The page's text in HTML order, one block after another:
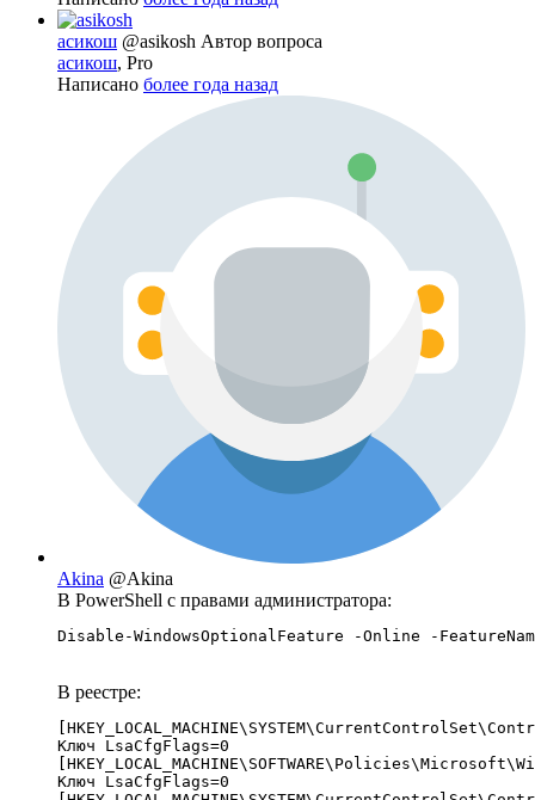
асикош @asikosh Автор вопроса
асикош, Pro
Написано более года назад
Akina @Akina
В PowerShell с правами администратора:
Disable-WindowsOptionalFeature -Online -
В реестре:
Ключ LsaCfgFlags=0
Ключ LsaCfgFlags=0